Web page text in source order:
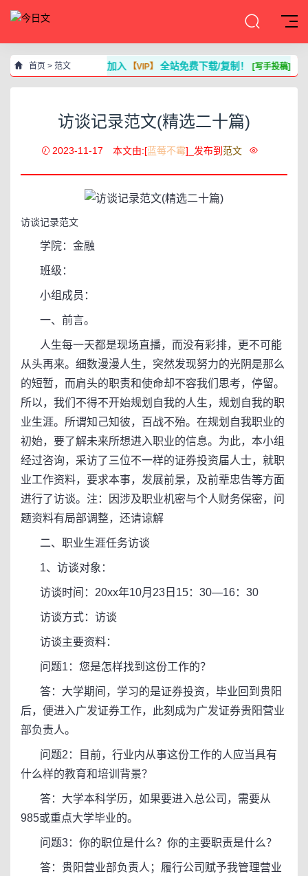
首页 > 范文 加入【VIP】 全站免费下载/复制！ [写手投稿]
访谈记录范文(精选二十篇)
2023-11-17 本文由:[蓝莓不霉]_发布到 范文
访谈记录范文
学院：金融
班级：
小组成员：
一、前言。
人生每一天都是现场直播，而没有彩排，更不可能
从头再来。细数漫漫人生，突然发现努力的光阴是那么
的短暂，而肩头的职责和使命却不容我们思考，停留。
所以，我们不得不开始规划自我的人生，规划自我的职
业生涯。所谓知己知彼，百战不殆。在规划自我职业的
初始，要了解未来所想进入职业的信息。为此，本小组
经过咨询，采访了三位不一样的证券投资届人士，就职
业工作资料，要求本事，发展前景，及前辈忠告等方面
进行了访谈。注：因涉及职业机密与个人财务保密，问
题资料有局部调整，还请谅解
二、职业生涯任务访谈
1、访谈对象：
访谈时间：20xx年10月23日15：30—16：30
访谈方式：访谈
访谈主要资料：
问题1：您是怎样找到这份工作的？
答：大学期间，学习的是证券投资，毕业回到贵阳
后，便进入广发证券工作，此刻成为广发证券贵阳营业
部负责人。
问题2：目前，行业内从事这份工作的人应当具有
什么样的教育和培训背景？
答：大学本科学历，如果要进入总公司，需要从
985或重点大学毕业的。
问题3：你的职位是什么？你的主要职责是什么？
答：贵阳营业部负责人；履行公司赋予我管理营业